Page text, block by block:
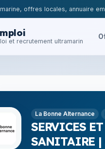
offres locales, annuaire
et recrutement ultramarin
La Bonne Alternance
SERVICES
SANITAIRE |